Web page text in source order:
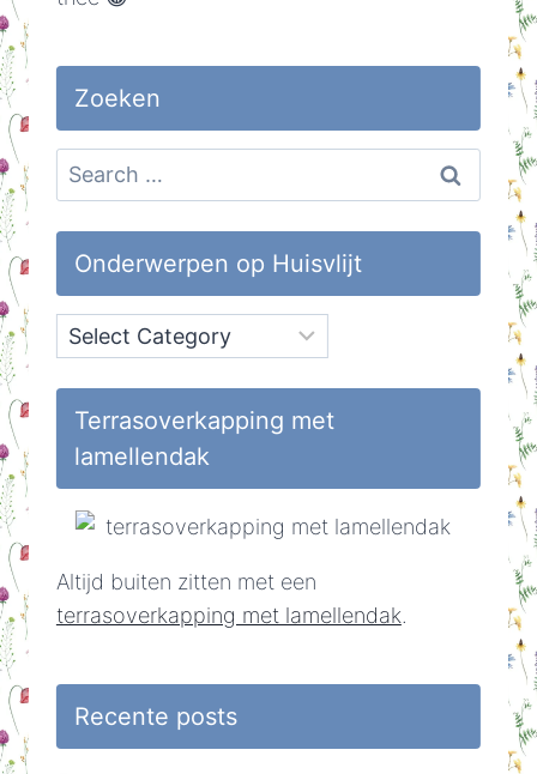
Zoeken
Search
for:
Onderwerpen op Huisvlijt
Onderwerpen
op
Huisvlijt
Terrasoverkapping met
lamellendak
Altijd buiten zitten met een
terrasoverkapping met lamellendak.
Recente posts